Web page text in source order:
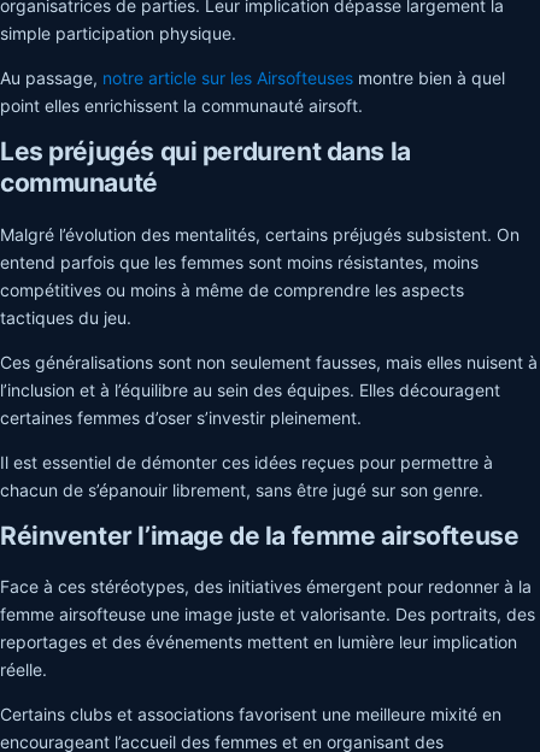
organisatrices de parties. Leur implication dépasse largement la
simple participation physique.
Au passage, notre article sur les Airsofteuses montre bien à quel
point elles enrichissent la communauté airsoft.
Les préjugés qui perdurent dans la
communauté
Malgré l’évolution des mentalités, certains préjugés subsistent. On
entend parfois que les femmes sont moins résistantes, moins
compétitives ou moins à même de comprendre les aspects
tactiques du jeu.
Ces généralisations sont non seulement fausses, mais elles nuisent à
l’inclusion et à l’équilibre au sein des équipes. Elles découragent
certaines femmes d’oser s’investir pleinement.
Il est essentiel de démonter ces idées reçues pour permettre à
chacun de s’épanouir librement, sans être jugé sur son genre.
Réinventer l’image de la femme airsofteuse
Face à ces stéréotypes, des initiatives émergent pour redonner à la
femme airsofteuse une image juste et valorisante. Des portraits, des
reportages et des événements mettent en lumière leur implication
réelle.
Certains clubs et associations favorisent une meilleure mixité en
encourageant l’accueil des femmes et en organisant des